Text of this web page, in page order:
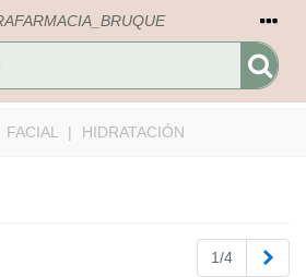
FACIAL | HIDRATACIÓN
1/4